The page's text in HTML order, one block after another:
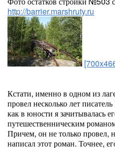
http://barrier.marshruty.ru
Кстати, именно в одном из
провел несколько лет
как в юности я зачитывалась
путешественническим
Причем, он не только провел,
написал этот роман. Точнее,